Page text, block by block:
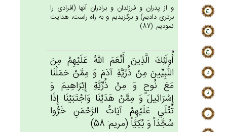
و از پدران و فرزندان و برادران آنها (افرادى را
برترى داديم) و برگزيديم و به راه راست، هدايت
نموديم. (87)
أُولَئِك‌َ الَّذِين‌َ أَنْعَم‌َ الله‌ُ عَلَيْهِمْ‌ مِن‌َ
النَّبِيِّين‌َ مِنْ‌ ذُرِّيَّة‌ِ آدَم‌َ وَ مِمَّن‌ْ حَمَلْنَا
مَع‌َ نُوح‌ٍ وَ مِنْ‌ ذُرِّيَّة‌ِ إِبْرَاهِيم‌َ وَ
إِسْرَائِيل‌َ وَ مِمَّن‌ْ هَدَيْنَا وَاجْتَبَيْنَا إِذَا
تُتْلَي‌ عَلَيْهِم‌ْ آيَات‌ُ الرَّحْمَن‌ِ خَرُّوا
سُجَّدَاً وَ بُكِيَّاً (مريم: 58)